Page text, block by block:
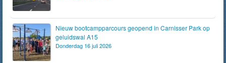
Nieuw bootcampparcours geopend in Carnisser Park op
geluidswal A15
Donderdag 16 juli 2026